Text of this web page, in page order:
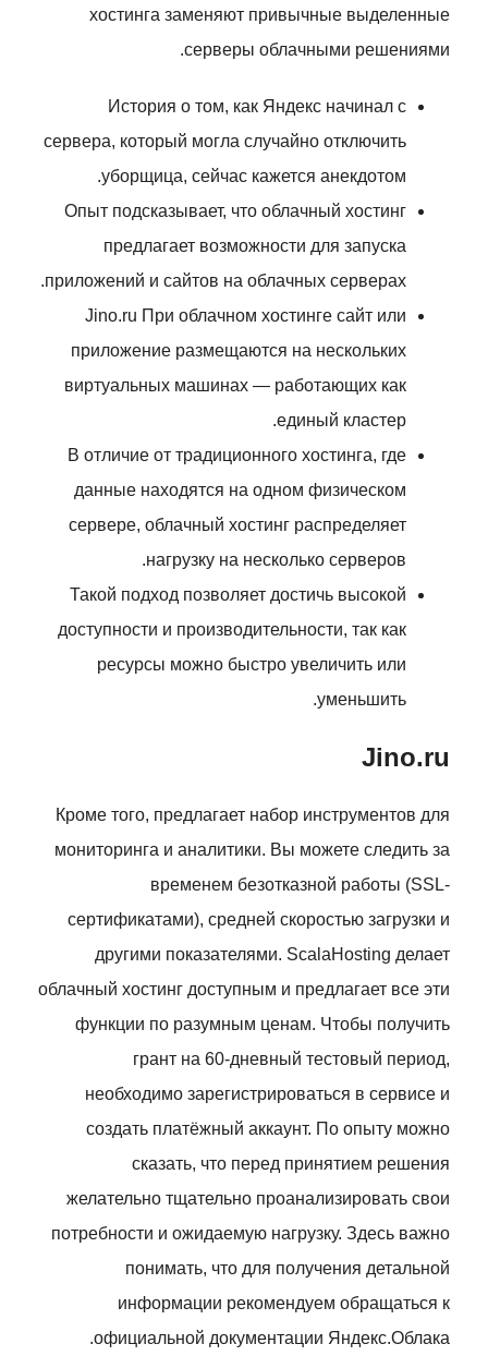
хостинга заменяют привычные выделенные
серверы облачными решениями.
История о том, как Яндекс начинал с
сервера, который могла случайно отключить
уборщица, сейчас кажется анекдотом.
Опыт подсказывает, что облачный хостинг
предлагает возможности для запуска
приложений и сайтов на облачных серверах.
Jino.ru При облачном хостинге сайт или
приложение размещаются на нескольких
виртуальных машинах — работающих как
единый кластер.
В отличие от традиционного хостинга, где
данные находятся на одном физическом
сервере, облачный хостинг распределяет
нагрузку на несколько серверов.
Такой подход позволяет достичь высокой
доступности и производительности, так как
ресурсы можно быстро увеличить или
уменьшить.
Jino.ru
Кроме того, предлагает набор инструментов для
мониторинга и аналитики. Вы можете следить за
временем безотказной работы (SSL-
сертификатами), средней скоростью загрузки и
другими показателями. ScalaHosting делает
облачный хостинг доступным и предлагает все эти
функции по разумным ценам. Чтобы получить
грант на 60-дневный тестовый период,
необходимо зарегистрироваться в сервисе и
создать платёжный аккаунт. По опыту можно
сказать, что перед принятием решения
желательно тщательно проанализировать свои
потребности и ожидаемую нагрузку. Здесь важно
понимать, что для получения детальной
информации рекомендуем обращаться к
официальной документации Яндекс.Облака.